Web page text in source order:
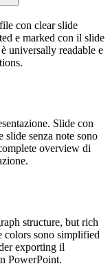
con clear slide
e marked con il slide
universally readable e
Slide con
slide senza note sono
overview di
structure, but rich
colors sono simplified
exporting il
PowerPoint.